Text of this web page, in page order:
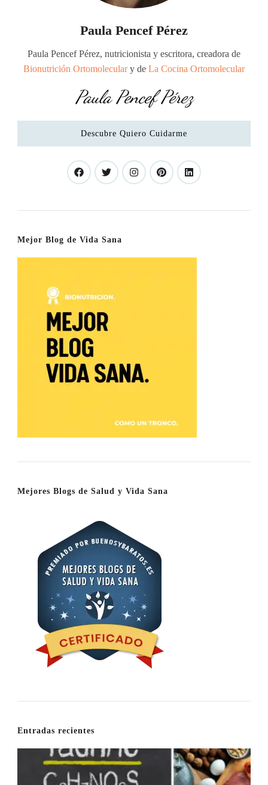
Paula Pencef Pérez
Paula Pencef Pérez, nutricionista y escritora, creadora de
Bionutrición Ortomoleculary de La Cocina Ortomolecular
Paula Pencef Pérez
Descubre Quiero Cuidarme
Mejor Blog de Vida Sana
Mejores Blogs de Salud y Vida Sana
Entradas recientes